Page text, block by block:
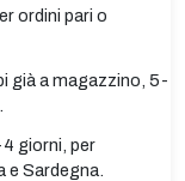
ordini pari o
già a magazzino, 5-
giorni, per
e Sardegna.